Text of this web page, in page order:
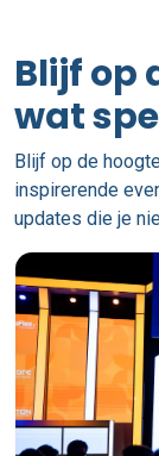
Blijf op
wat
Blijf op de
inspirerende
updates die je